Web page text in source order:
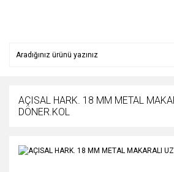
AÇISAL HARK. 18 MM METAL
DÖNER.KOL